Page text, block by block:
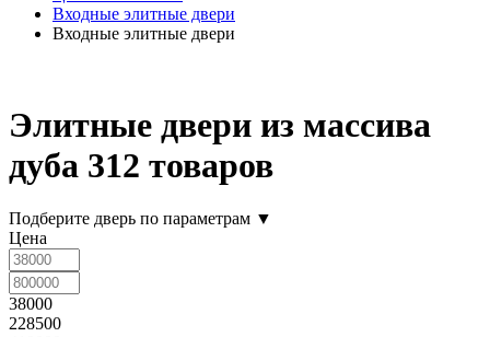
Входные элитные двери
Входные элитные двери
Элитные двери из массива
дуба 312 товаров
Подберите дверь по параметрам ▼
Цена
38000
228500